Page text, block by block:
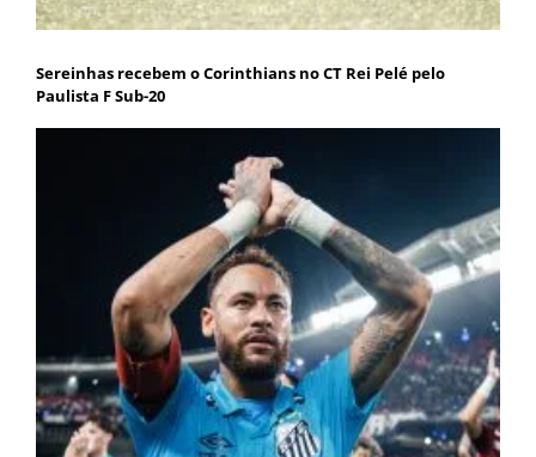
Sereinhas recebem o Corinthians no CT Rei Pelé pelo
Paulista F Sub-20